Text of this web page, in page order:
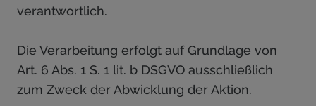
verantwortlich.
Die Verarbeitung erfolgt auf Grundlage von
Art. 6 Abs. 1 S. 1 lit. b DSGVO ausschließlich
zum Zweck der Abwicklung der Aktion.